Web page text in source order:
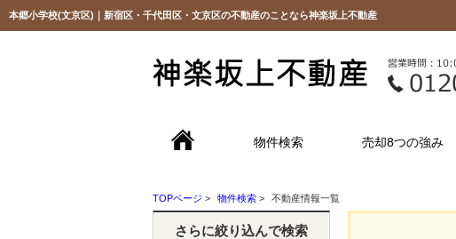
本郷小学校(文京区)｜新宿区・千代田区・文京区の不動産のことなら神楽坂上不動産
物件検索 売却8つの強み
TOPページ > 物件検索 > 不動産情報一覧
さらに絞り込んで検索